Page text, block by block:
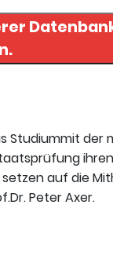
finden.
Studiummit der
auf die
Peter Axer.